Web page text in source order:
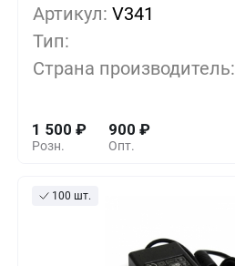
Артикул: V341
Тип:
Страна производитель:
Розн.
1 500 ₽
Опт.
900 ₽
1+ 0%
5+
10+ -26%
100 шт.